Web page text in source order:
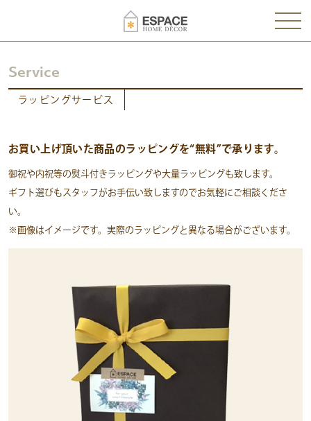
Service
ラッピングサービス
お買い上げ頂いた商品のラッピングを“無料”で承ります。
御祝や内祝等の熨斗付きラッピングや大量ラッピングも致します。
ギフト選びもスタッフがお手伝い致しますのでお気軽にご相談くださ
い。
※画像はイメージです。実際のラッピングと異なる場合がございます。